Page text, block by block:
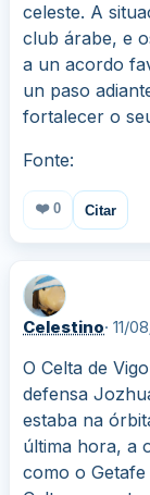
celeste. A
club árabe, e
a un acordo
un paso
fortalecer o
Fonte:
❤️ 0 Citar
Celestino· 11/
O Celta de
defensa
estaba na
última hora, a
como o